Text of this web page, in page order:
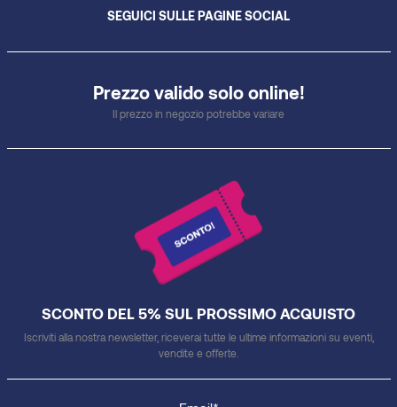
Prezzo valido solo online!
Il prezzo in negozio potrebbe variare
SEGUICI SULLE PAGINE SOCIAL
SCONTO DEL 5% SUL PROSSIMO ACQUISTO
Iscriviti alla nostra newsletter, riceverai tutte le ultime informazioni su eventi,
vendite e offerte.